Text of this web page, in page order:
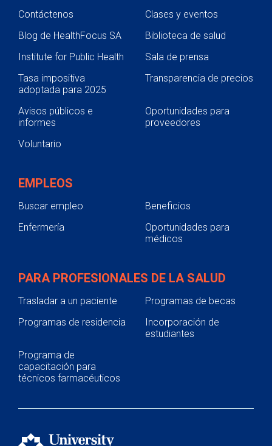
Contáctenos
Clases y eventos
Blog de HealthFocus SA
Biblioteca de salud
Institute for Public Health
Sala de prensa
Tasa impositiva
adoptada para 2025
Transparencia de precios
Avisos públicos e
informes
Oportunidades para
proveedores
Voluntario
EMPLEOS
Buscar empleo
Beneficios
Enfermería
Oportunidades para
médicos
PARA PROFESIONALES DE LA SALUD
Trasladar a un paciente
Programas de becas
Programas de residencia
Incorporación de
estudiantes
Programa de
capacitación para
técnicos farmacéuticos